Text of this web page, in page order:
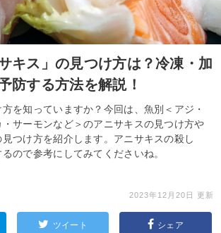
キス」の見つけ方は？冷凍・加
防する方法を解説！
を知っていますか？今回は、魚別＜アジ・
サーモンなど＞のアニサキスの見つけ方や
つけ方を紹介します。アニサキスの殺し
ので参考にしてみてくださいね。
2023年12月20日 更新
ツイート シェア